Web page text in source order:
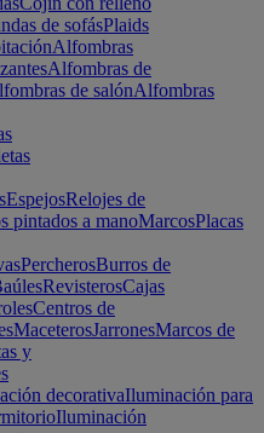
de sofásPlaids
Alfombras
Alfombras de
de salónAlfombras
EspejosRelojes de
pintados a manoMarcosPlacas
PercherosBurros de
RevisterosCajas
Centros de
MaceterosJarronesMarcos de
y
decorativaIluminación para
Iluminación